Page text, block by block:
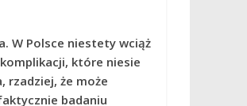
W Polsce niestety wciąż
które niesie
rzadziej, że może
badaniu